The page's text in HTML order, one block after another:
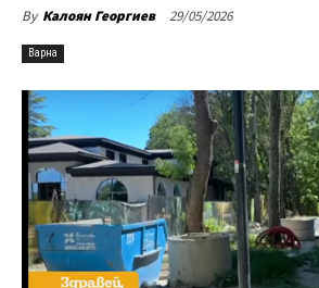
By Калоян Георгиев 29/05/2026
Варна